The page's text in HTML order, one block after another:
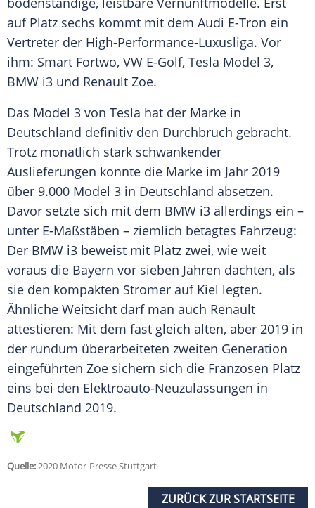
auf Platz sechs kommt mit dem Audi E-Tron ein
Vertreter der High-Performance-Luxusliga. Vor
ihm: Smart Fortwo, VW E-Golf, Tesla Model 3,
BMW i3 und Renault Zoe.
Das Model 3 von Tesla hat der Marke in
Deutschland definitiv den Durchbruch gebracht.
Trotz monatlich stark schwankender
Auslieferungen konnte die Marke im Jahr 2019
über 9.000 Model 3 in Deutschland absetzen.
Davor setzte sich mit dem BMW i3 allerdings ein –
unter E-Maßstäben – ziemlich betagtes Fahrzeug:
Der BMW i3 beweist mit Platz zwei, wie weit
voraus die Bayern vor sieben Jahren dachten, als
sie den kompakten Stromer auf Kiel legten.
Ähnliche Weitsicht darf man auch Renault
attestieren: Mit dem fast gleich alten, aber 2019 in
der rundum überarbeiteten zweiten Generation
eingeführten Zoe sichern sich die Franzosen Platz
eins bei den Elektroauto-Neuzulassungen in
Deutschland 2019.
Quelle:2020 Motor-Presse Stuttgart
ZURÜCK ZUR STARTSEITE